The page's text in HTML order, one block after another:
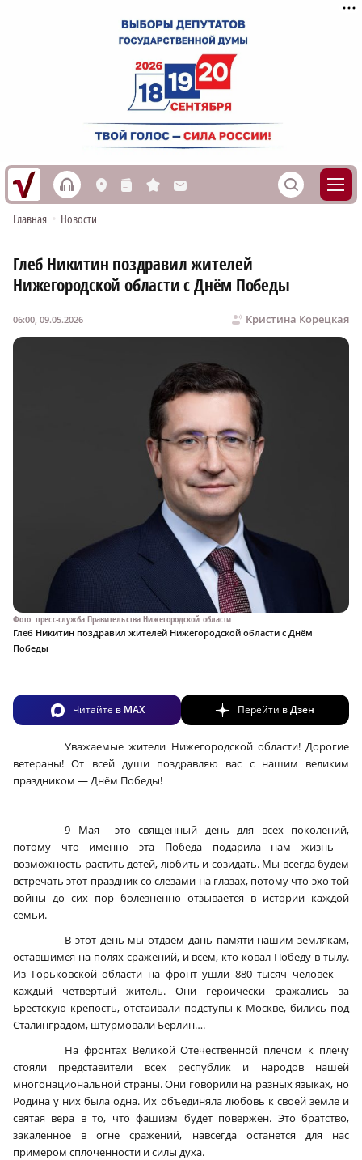
h L n s M S
Главная • Новости
Глеб Никитин поздравил жителей
Нижегородской области с Днём Победы
Кристина Корецкая
06:00, 09.05.2026
Фото: пресс-служба Правительства Нижегородской области
Глеб Никитин поздравил жителей Нижегородской области с Днём
Победы
Читайте в MAX Перейти вДзен
Уважаемые жители Нижегородской области! Дорогие
ветераны! От всей души поздравляю вас с нашим великим
праздником — Днём Победы!
9 Мая — это священный день для всех поколений,
потому что именно эта Победа подарила нам жизнь —
возможность растить детей, любить и созидать. Мы всегда будем
встречать этот праздник со слезами на глазах, потому что эхо той
войны до сих пор болезненно отзывается в истории каждой
семьи.
В этот день мы отдаем дань памяти нашим землякам,
оставшимся на полях сражений, и всем, кто ковал Победу в тылу.
Из Горьковской области на фронт ушли 880 тысяч человек —
каждый четвертый житель. Они героически сражались за
Брестскую крепость, отстаивали подступы к Москве, бились под
Сталинградом, штурмовали Берлин….
На фронтах Великой Отечественной плечом к плечу
стояли представители всех республик и народов нашей
многонациональной страны. Они говорили на разных языках, но
Родина у них была одна. Их объединяла любовь к своей земле и
святая вера в то, что фашизм будет повержен. Это братство,
закалённое в огне сражений, навсегда останется для нас
примером сплочённости и силы духа.